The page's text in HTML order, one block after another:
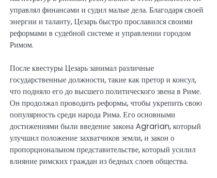
управлял финансами и судил малые дела. Благодаря своей
энергии и таланту, Цезарь быстро прославился своими
реформами в судебной системе и управлении городом
Римом.
После квестуры Цезарь занимал различные
государственные должности, такие как претор и консул,
что подняло его до высшего политического звена в Риме.
Он продолжал проводить реформы, чтобы укрепить свою
популярность среди народа Рима. Его основными
достижениями были введение закона Agrarian, который
улучшил положение захватчиков земли, и закон о
пропорциональном представительстве, который усилил
влияние римских граждан из бедных слоев общества.